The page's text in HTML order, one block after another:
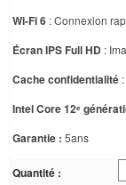
Wi-Fi 6 : Connexion
Écran IPS Full HD :
Cache confidentialité
Intel Core 12ᵉ
Garantie : 5ans
Quantité :